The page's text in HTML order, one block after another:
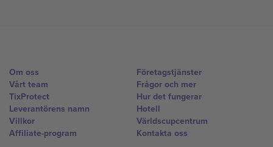
Om oss
Vårt team
TixProtect
Leverantörens namn
Villkor
Affiliate-program
Företagstjänster
Frågor och mer
Hur det fungerar
Hotell
Världscupcentrum
Kontakta oss